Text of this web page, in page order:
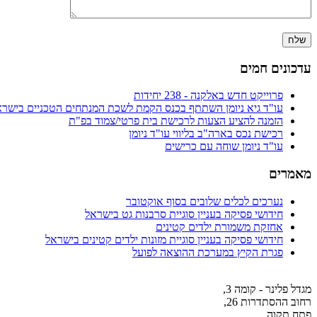
עדכונים חמים
פרוייקט חדש באלקנה - 238 יחידות
עו"ד גיא ניומן השתתף בכנס הקמת לשכת המנתחים הטכניים
הזמנה להציע הצעות לרכישת בית פרטי/צמוד בפ"ת
רכישת נכס בארה"ב בליווי עו"ד ניומן
עו"ד ניומן שוחה עם כרישים
מאמרים
נערכים לכלים שלובים בסוף אוקטובר
חידושי פסיקה בעניין סוגיית סרבנות גט בישראל
אחזקת משמורת ילדים קטינים
חידושי פסיקה בעניין סוגיית מזונות ילדים קטינים בישראל
פגרת הקיץ במערכת ההוצאה לפועל
מגדל פלינר - קומה 3,
רחוב ההסתדרות 26,
פתח תקוה